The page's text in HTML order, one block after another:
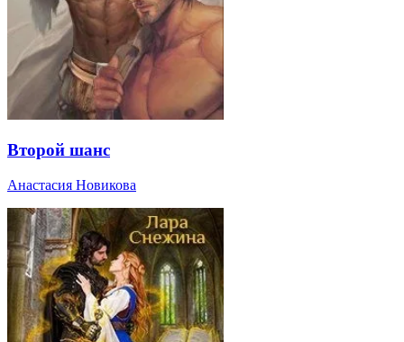
Второй шанс
Анастасия Новикова